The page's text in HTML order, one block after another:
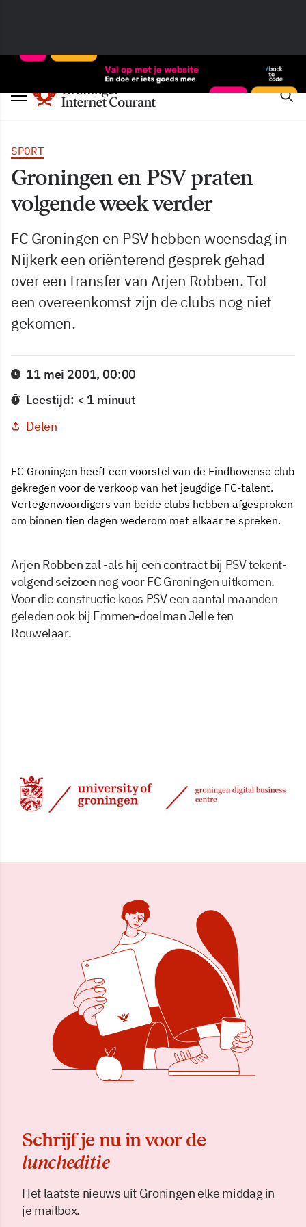
SPORT
Groningen en PSV praten
volgende week verder
FC Groningen en PSV hebben woensdag in
Nijkerk een oriënterend gesprek gehad
over een transfer van Arjen Robben. Tot
een overeenkomst zijn de clubs nog niet
gekomen.
11 mei 2001, 00:00
Leestijd: < 1 minuut
Delen
FC Groningen heeft een voorstel van de Eindhovense club
gekregen voor de verkoop van het jeugdige FC-talent.
Vertegenwoordigers van beide clubs hebben afgesproken
om binnen tien dagen wederom met elkaar te spreken.
Arjen Robben zal -als hij een contract bij PSV tekent-
volgend seizoen nog voor FC Groningen uitkomen.
Voor die constructie koos PSV een aantal maanden
geleden ook bij Emmen-doelman Jelle ten
Rouwelaar.
11 mei 2001, 00:00
Schrijf je nu in voor de
luncheditie
Het laatste nieuws uit Groningen elke middag in
je mailbox.